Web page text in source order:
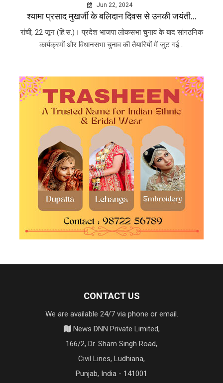
Jun 22, 2024
श्यामा प्रसाद मुखर्जी के बलिदान दिवस से उनकी जयंती...
रांची, 22 जून (हि.स.)। प्रदेश भाजपा लोकसभा चुनाव के बाद सांगठनिक
कार्यक्रमों और विधानसभा चुनाव की तैयारियों में जुट गई...
CONTACT US
We are available 24/7 via phone or email.
News DNN Private Limited,
166/2, Dr. Sham Singh Road,
Civil Lines, Ludhiana,
Punjab, India - 141001